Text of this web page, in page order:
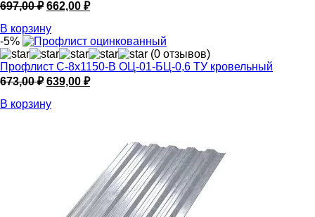
697,00₽ Первоначальная
составляла
697,00 ₽.
662,00 ₽Текущая
В корзину
-5%
(0 отзывов)
Профлист С-8х1150-B ОЦ-01-БЦ-0,6 ТУ кровельный
673,00₽ Первоначальная
составляла
639,00 ₽Текущая
В корзину